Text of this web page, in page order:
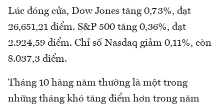
Lúc đóng cửa, Dow Jones tăng 0,73%, đạt
26,651,21 điểm. S&P 500 tăng 0,36%, đạt
2.924,59 điểm. Chỉ số Nasdaq giảm 0,11%, còn
8.037,3 điểm.
Tháng 10 hàng năm thường là một trong
những tháng khó tăng điểm hơn trong năm